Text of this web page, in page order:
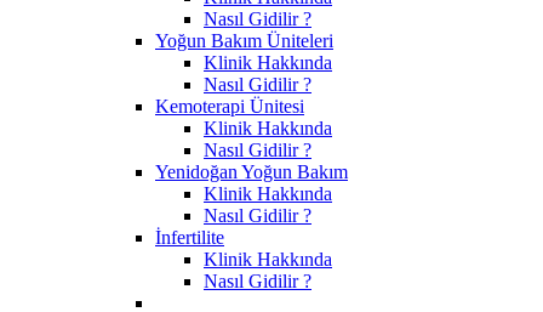
Nasıl Gidilir ?
Yoğun Bakım Üniteleri
Klinik Hakkında
Nasıl Gidilir ?
Kemoterapi Ünitesi
Klinik Hakkında
Nasıl Gidilir ?
Yenidoğan Yoğun Bakım
Klinik Hakkında
Nasıl Gidilir ?
İnfertilite
Klinik Hakkında
Nasıl Gidilir ?